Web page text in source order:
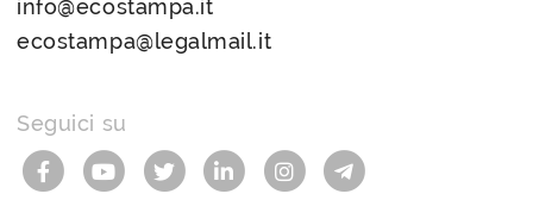
info@ecostampa.it
ecostampa@legalmail.it
Seguici su